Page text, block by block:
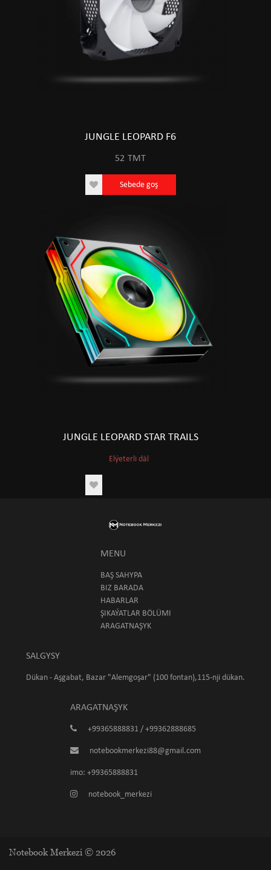
JUNGLE LEOPARD F6
52 TMT
Sebede goş
JUNGLE LEOPARD STAR TRAILS
Elýeterli däl
MENU
BAŞ SAHYPA
BIZ BARADA
HABARLAR
ŞIKAÝATLAR BÖLÜMI
ARAGATNAŞYK
SALGYSY
Dükan - Aşgabat, Bazar "Alemgoşar" (100 fontan),115-nji dükan.
ARAGATNAŞYK
+99365888831 / +99362888685
notebookmerkezi88@gmail.com
imo: +99365888831
notebook_merkezi
Notebook Merkezi © 2026